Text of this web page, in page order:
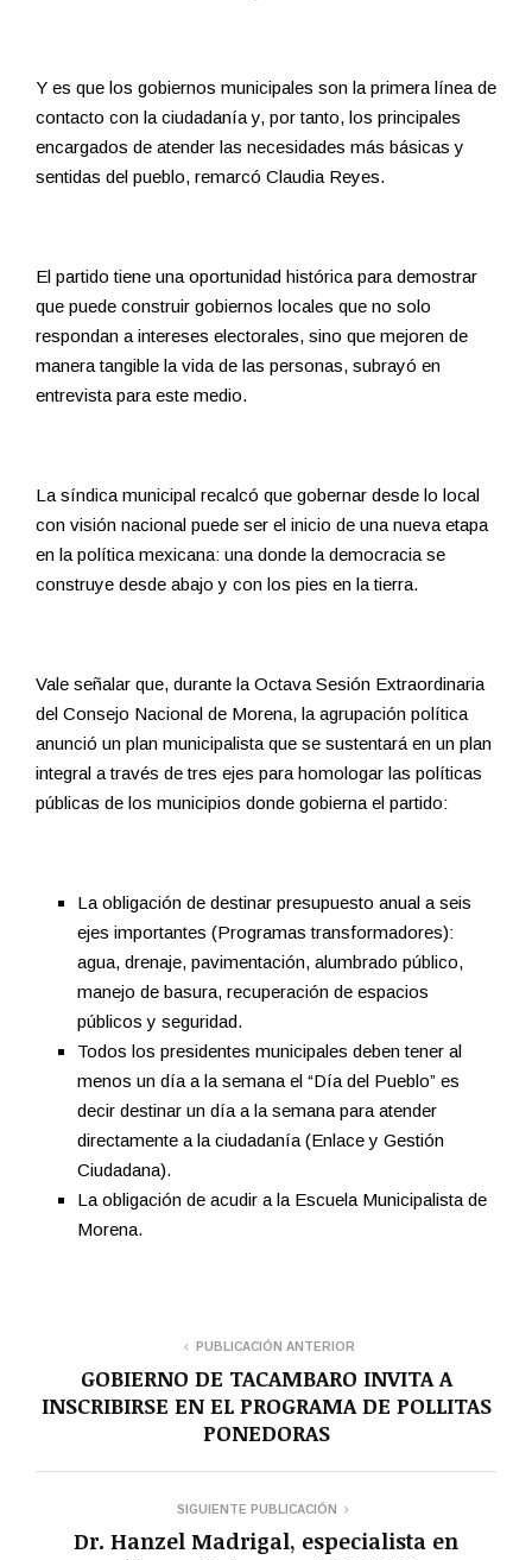
Y es que los gobiernos municipales son la primera línea de
contacto con la ciudadanía y, por tanto, los principales
encargados de atender las necesidades más básicas y
sentidas del pueblo, remarcó Claudia Reyes.
El partido tiene una oportunidad histórica para demostrar
que puede construir gobiernos locales que no solo
respondan a intereses electorales, sino que mejoren de
manera tangible la vida de las personas, subrayó en
entrevista para este medio.
La síndica municipal recalcó que gobernar desde lo local
con visión nacional puede ser el inicio de una nueva etapa
en la política mexicana: una donde la democracia se
construye desde abajo y con los pies en la tierra.
Vale señalar que, durante la Octava Sesión Extraordinaria
del Consejo Nacional de Morena, la agrupación política
anunció un plan municipalista que se sustentará en un plan
integral a través de tres ejes para homologar las políticas
públicas de los municipios donde gobierna el partido:
La obligación de destinar presupuesto anual a seis
ejes importantes (Programas transformadores):
agua, drenaje, pavimentación, alumbrado público,
manejo de basura, recuperación de espacios
públicos y seguridad.
Todos los presidentes municipales deben tener al
menos un día a la semana el “Día del Pueblo” es
decir destinar un día a la semana para atender
directamente a la ciudadanía (Enlace y Gestión
Ciudadana).
La obligación de acudir a la Escuela Municipalista de
Morena.
PUBLICACIÓN ANTERIOR
GOBIERNO DE TACAMBARO INVITA A
INSCRIBIRSE EN EL PROGRAMA DE POLLITAS
PONEDORAS
SIGUIENTE PUBLICACIÓN
Dr. Hanzel Madrigal, especialista en